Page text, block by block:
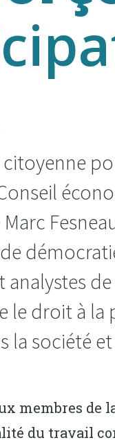
analystes
le droit à la
la société
membres
du travail